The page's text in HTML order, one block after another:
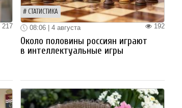
217
СТАТИСТИКА
192
08:06 | 4 августа
Около половины россиян играют
в интеллектуальные игры